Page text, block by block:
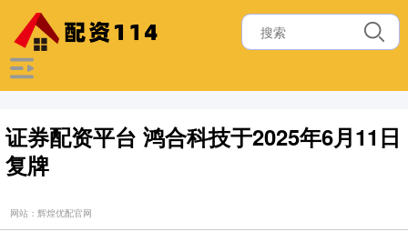
证券配资平台 鸿合科技于2025年6月11日
复牌
网站：辉煌优配官网